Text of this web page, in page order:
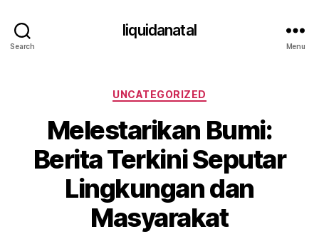
Search
liquidanatal
Menu
Categories
UNCATEGORIZED
Melestarikan Bumi:
Berita Terkini Seputar
Lingkungan dan
Masyarakat